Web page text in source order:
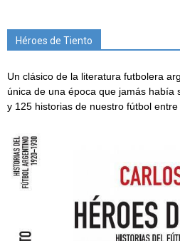
Héroes de Tiento
Un clásico de la literatura futbolera
única de una época que jamás había
y 125 historias de nuestro fútbol